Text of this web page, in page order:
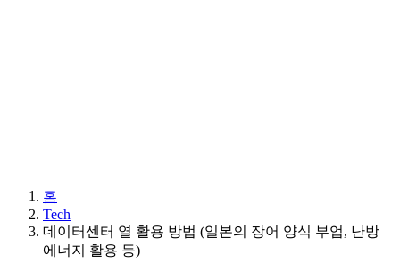
홈
Tech
데이터센터 열 활용 방법 (일본의 장어 양식 부업, 난방
에너지 활용 등)